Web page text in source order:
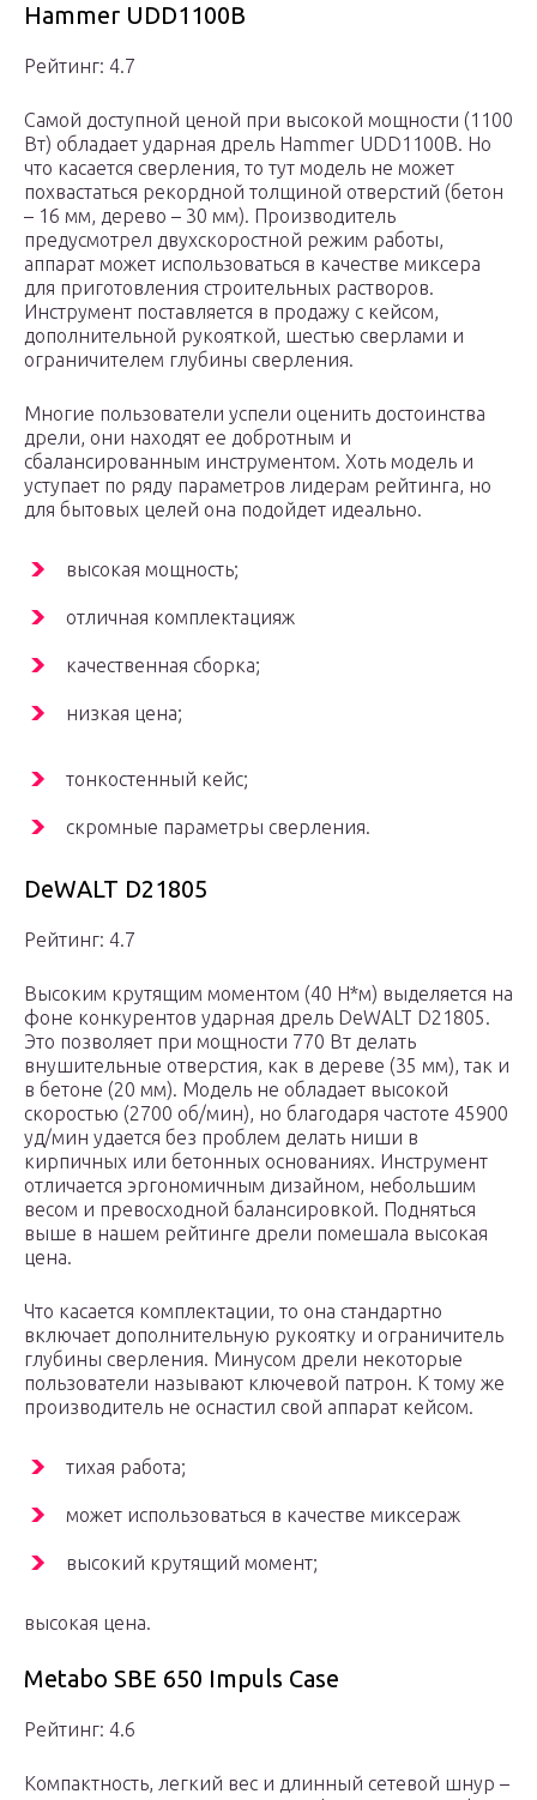
Hammer UDD1100B
Рейтинг: 4.7
Самой доступной ценой при высокой мощности (1100
Вт) обладает ударная дрель Hammer UDD1100B. Но
что касается сверления, то тут модель не может
похвастаться рекордной толщиной отверстий (бетон
– 16 мм, дерево – 30 мм). Производитель
предусмотрел двухскоростной режим работы,
аппарат может использоваться в качестве миксера
для приготовления строительных растворов.
Инструмент поставляется в продажу с кейсом,
дополнительной рукояткой, шестью сверлами и
ограничителем глубины сверления.
Многие пользователи успели оценить достоинства
дрели, они находят ее добротным и
сбалансированным инструментом. Хоть модель и
уступает по ряду параметров лидерам рейтинга, но
для бытовых целей она подойдет идеально.
высокая мощность;
отличная комплектацияж
качественная сборка;
низкая цена;
тонкостенный кейс;
скромные параметры сверления.
DeWALT D21805
Рейтинг: 4.7
Высоким крутящим моментом (40 Н*м) выделяется на
фоне конкурентов ударная дрель DeWALT D21805.
Это позволяет при мощности 770 Вт делать
внушительные отверстия, как в дереве (35 мм), так и
в бетоне (20 мм). Модель не обладает высокой
скоростью (2700 об/мин), но благодаря частоте 45900
уд/мин удается без проблем делать ниши в
кирпичных или бетонных основаниях. Инструмент
отличается эргономичным дизайном, небольшим
весом и превосходной балансировкой. Подняться
выше в нашем рейтинге дрели помешала высокая
цена.
Что касается комплектации, то она стандартно
включает дополнительную рукоятку и ограничитель
глубины сверления. Минусом дрели некоторые
пользователи называют ключевой патрон. К тому же
производитель не оснастил свой аппарат кейсом.
тихая работа;
может использоваться в качестве миксераж
высокий крутящий момент;
высокая цена.
Metabo SBE 650 Impuls Case
Рейтинг: 4.6
Компактность, легкий вес и длинный сетевой шнур –